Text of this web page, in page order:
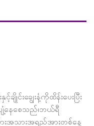
ျိုင်းချွေးနံ့ကိုထိန်းပေးပြီး
ျံ့နေစေသည်၊ဘယ်ရီ
းအသားအရည်အားတစ်နေ့